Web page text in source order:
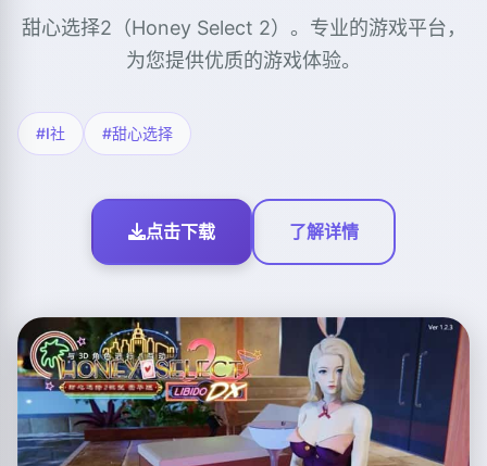
甜心选择2（Honey Select 2）。专业的游戏平台，
为您提供优质的游戏体验。
#I社 #甜心选择
点击下载 了解详情